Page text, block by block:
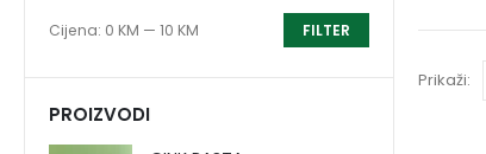
Prikaži:
FILTER
Cijena: 0 KM — 10 KM
PROIZVODI